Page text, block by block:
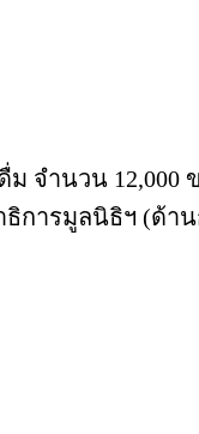
ำนวน 12,000
การมูลนิธิฯ (ด้า